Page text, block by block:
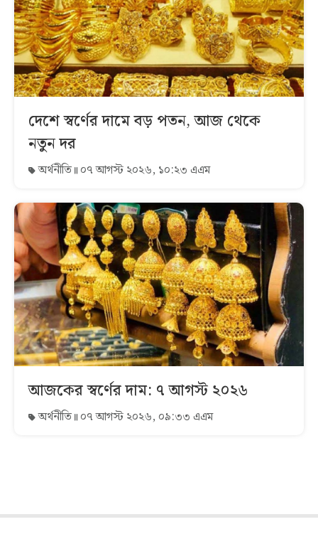
দেশে স্বর্ণের দামে বড় পতন, আজ থেকে
নতুন দর
অর্থনীতি ০৭ আগস্ট ২০২৬, ১০:২৩ এএম
আজকের স্বর্ণের দাম: ৭ আগস্ট ২০২৬
অর্থনীতি ০৭ আগস্ট ২০২৬, ০৯:৩৩ এএম